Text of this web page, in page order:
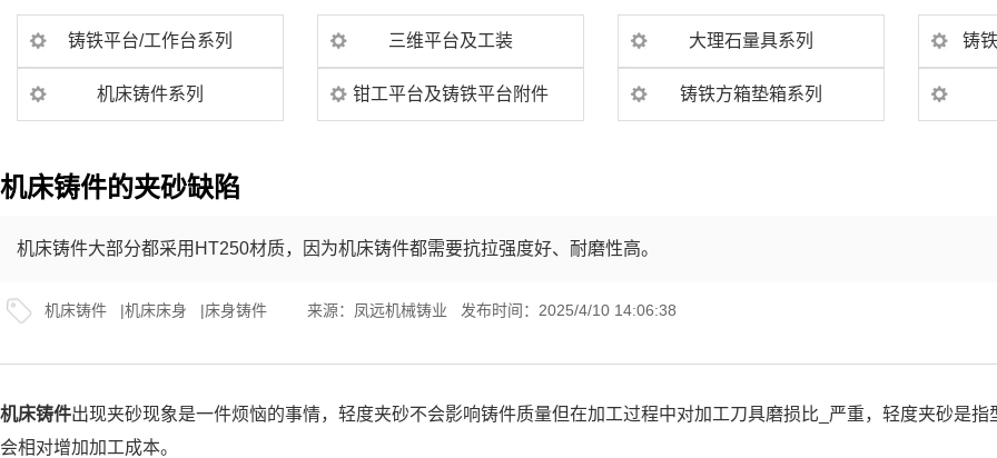
铸铁平台/工作台系列 三维平台及工装 大理石量具系列 铸
机床铸件系列 钳工平台及铸铁平台附件 铸铁方箱垫箱系列
机床铸件的夹砂缺陷
机床铸件大部分都采用HT250材质，因为机床铸件都需要抗拉强度好、耐磨性高。
机床铸件 |机床床身 |床身铸件 来源： 凤远机械铸业 发布时间：2025/4/10 14:06:38
机床铸件出现夹砂现象是一件烦恼的事情，轻度夹砂不会影响铸件质量但在加工过程中对加工刀具磨损比_严重，轻度夹砂是
会相对增加加工成本。